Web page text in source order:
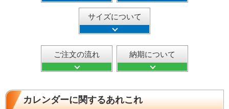
サイズについて
ご注文の流れ 納期について
カレンダーに関するあれこれ